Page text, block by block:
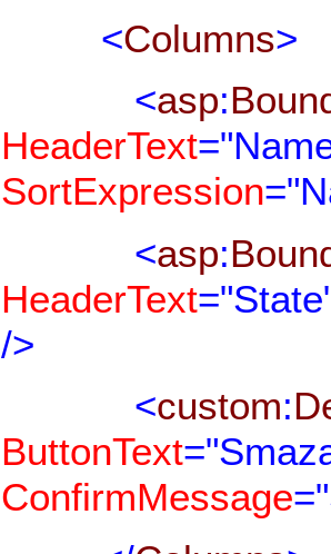
<Columns>
<asp:
HeaderText
SortExpression
<asp:
HeaderText
/>
<custom:
ButtonText
ConfirmMessage